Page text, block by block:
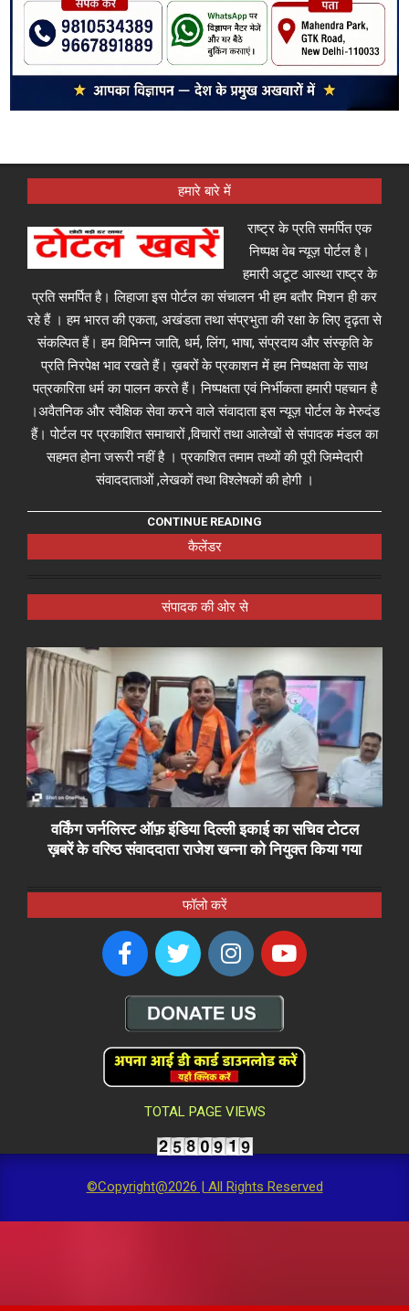
हमारे बारे में
राष्ट्र के प्रति समर्पित एक
निष्पक्ष वेब न्यूज़ पोर्टल है।
हमारी अटूट आस्था राष्ट्र के
प्रति समर्पित है। लिहाजा इस पोर्टल का संचालन भी हम बतौर मिशन ही कर
रहे हैं । हम भारत की एकता, अखंडता तथा संप्रभुता की रक्षा के लिए दृढ़ता से
संकल्पित हैं। हम विभिन्न जाति, धर्म, लिंग, भाषा, संप्रदाय और संस्कृति के
प्रति निरपेक्ष भाव रखते हैं। ख़बरों के प्रकाशन में हम निष्पक्षता के साथ
पत्रकारिता धर्म का पालन करते हैं। निष्पक्षता एवं निर्भीकता हमारी पहचान है
।अवैतनिक और स्वैक्षिक सेवा करने वाले संवादाता इस न्यूज़ पोर्टल के मेरुदंड
हैं। पोर्टल पर प्रकाशित समाचारों ,विचारों तथा आलेखों से संपादक मंडल का
सहमत होना जरूरी नहीं है । प्रकाशित तमाम तथ्यों की पूरी जिम्मेदारी
संवाददाताओं ,लेखकों तथा विश्लेषकों की होगी ।
CONTINUE READING
कैलेंडर
संपादक की ओर से
वर्किंग जर्नलिस्ट ऑफ़ इंडिया दिल्ली इकाई का सचिव टोटल
ख़बरें के वरिष्ठ संवाददाता राजेश खन्ना को नियुक्त किया गया
फॉलो करें
TOTAL PAGE VIEWS
©Copyright@2026 | All Rights Reserved